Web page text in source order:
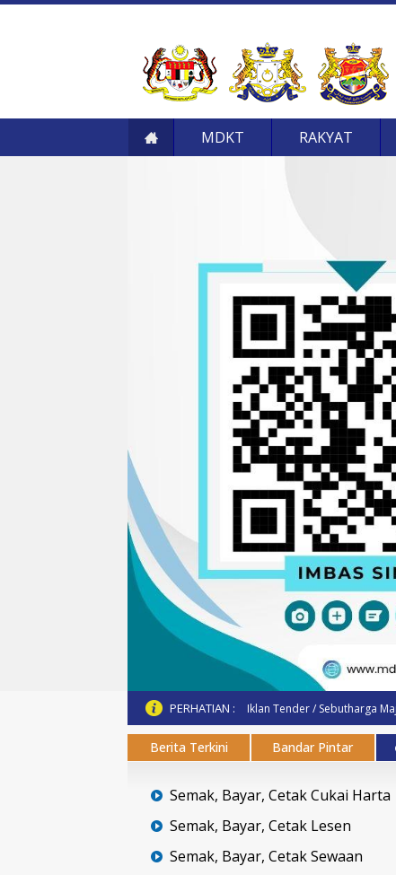
MDKT RAKYAT
PERHATIAN : Iklan Tender / Sebutharga
Berita Terkini Bandar Pintar
Semak, Bayar, Cetak Cukai Harta
Semak, Bayar, Cetak Lesen
Semak, Bayar, Cetak Sewaan